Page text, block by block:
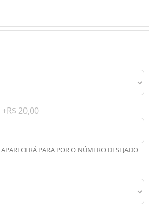
+R$ 20,00
PARA POR O NÚMERO DESEJADO